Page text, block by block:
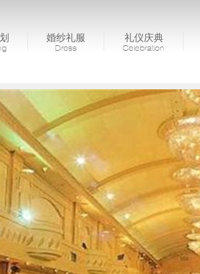
婚纱礼服
Dress
礼仪庆典
Celebration